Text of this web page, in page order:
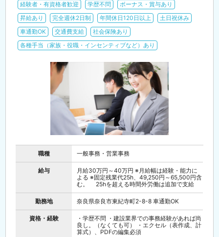
経験者・有資格者歓迎 学歴不問
ボーナス・賞与あり
昇給あり
完全週休2日制 年間休日120日以上
土日祝休み
車通勤OK
交通費支給
社会保険あり
各種手当（家族・役職・インセンティブなど）あり
職種 一般事務・営業事務
給与
月給30万円～40万円 ※月給幅は経験・能力に
よる ※固定残業代25h、49,250円～65,500円含
む。 25hを超える時間外労働は追加で支給
勤務地 奈良県奈良市東紀寺町2-8-8 車通勤OK
資格・経験
・学歴不問 ・建設業界での事務経験があれば尚
良し。（なくても可） ・エクセル（表作成、計
算式）、PDFの編集必須